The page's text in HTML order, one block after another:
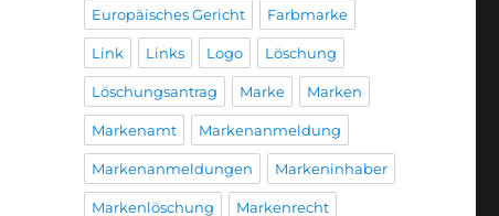
Europäisches Gericht Farbmarke
Link Links Logo Löschung
Löschungsantrag Marke Marken
Markenamt Markenanmeldung
Markenanmeldungen Markeninhaber
Markenlöschung Markenrecht